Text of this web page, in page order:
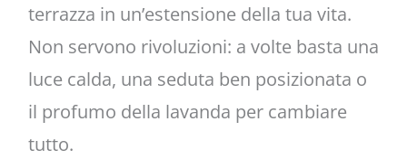
terrazza in un’estensione della tua vita.
Non servono rivoluzioni: a volte basta una
luce calda, una seduta ben posizionata o
il profumo della lavanda per cambiare
tutto.